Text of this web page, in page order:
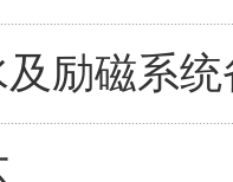
励磁系统